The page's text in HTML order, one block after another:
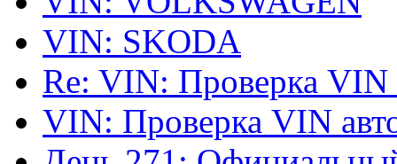
VIN: SKODA
Re: VIN: Проверка VIN
VIN: Проверка VIN